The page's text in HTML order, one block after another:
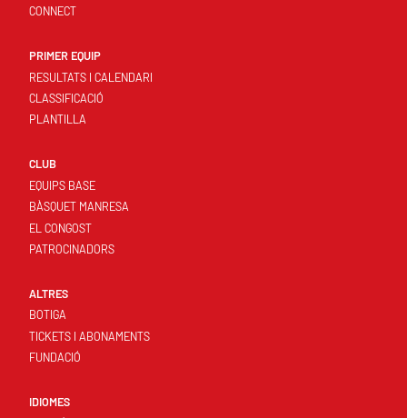
CONNECT
PRIMER EQUIP
RESULTATS I CALENDARI
CLASSIFICACIÓ
PLANTILLA
CLUB
EQUIPS BASE
BÀSQUET MANRESA
EL CONGOST
PATROCINADORS
ALTRES
BOTIGA
TICKETS I ABONAMENTS
FUNDACIÓ
IDIOMES